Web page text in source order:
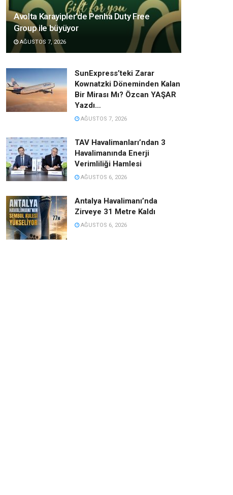
Avolta Karayipler’de Penha Duty Free
Group ile büyüyor
AĞUSTOS 7, 2026
SunExpress’teki Zarar
Kownatzki Döneminden Kalan
Bir Mirası Mı? Özcan YAŞAR
Yazdı…
AĞUSTOS 7, 2026
TAV Havalimanları’ndan 3
Havalimanında Enerji
Verimliliği Hamlesi
AĞUSTOS 6, 2026
Antalya Havalimanı’nda
Zirveye 31 Metre Kaldı
AĞUSTOS 6, 2026